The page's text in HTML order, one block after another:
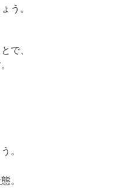
う。
で、
。
。